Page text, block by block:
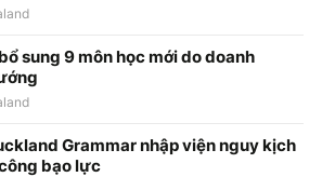
sung 9 môn học mới do doanh
Grammar nhập viện nguy kịch
bạo lực